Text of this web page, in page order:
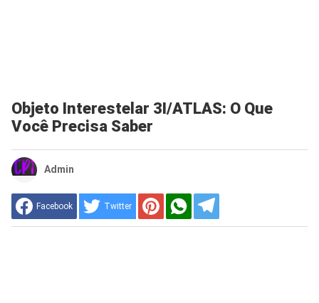
Objeto Interestelar 3I/ATLAS: O Que
Você Precisa Saber
Admin
Facebook Twitter